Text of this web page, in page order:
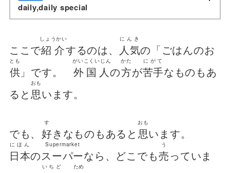
daily,daily special
ここで紹介
しょうかい
するのは、 人気
にんき
の「ごはんのお
供
とも
」です。外国人
がいこくいじん
の方
かた
が苦手
にがて
なものもあ
ると思
おも
います。
でも、 好
す
きなものもあると 思
おも
います。
日本
にほん
のスーパー
Supermarket
なら、どこでも売
う
っていま
いちど ため